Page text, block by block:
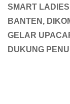
SMART
BANTEN,
GELAR
DUKUNG